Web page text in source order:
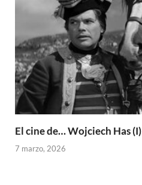
El cine de… Wojciech Has (I)
7 marzo, 2026